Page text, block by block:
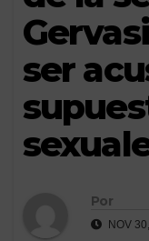
ser
Por
NOV